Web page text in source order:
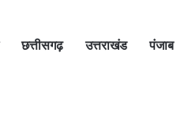
छत्तीसगढ़ उत्तराखंड पंजाब